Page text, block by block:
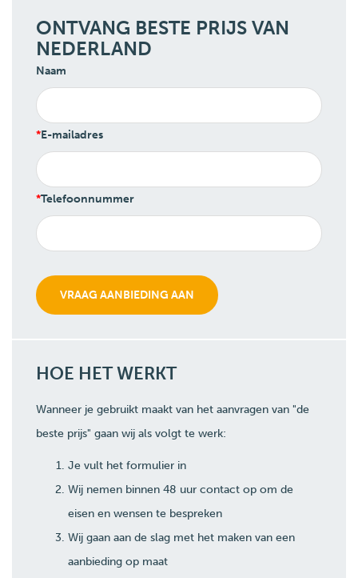
ONTVANG BESTE PRIJS VAN
NEDERLAND
Naam
E-mailadres
Telefoonnummer
HOE HET WERKT
Wanneer je gebruikt maakt van het aanvragen van "de
beste prijs" gaan wij als volgt te werk:
Je vult het formulier in
Wij nemen binnen 48 uur contact op om de
eisen en wensen te bespreken
Wij gaan aan de slag met het maken van een
aanbieding op maat